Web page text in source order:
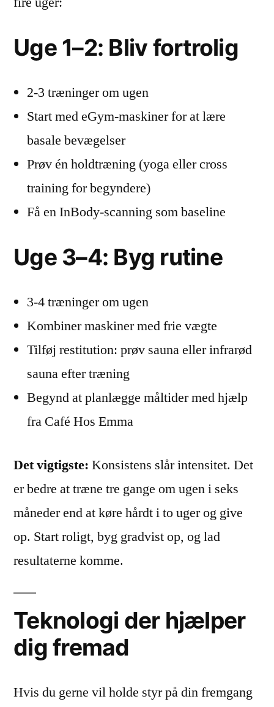
Uge 1–2: Bliv fortrolig
2-3 træninger om ugen
Start med eGym-maskiner for at lære
basale bevægelser
Prøv én holdtræning (yoga eller cross
training for begyndere)
Få en InBody-scanning som baseline
Uge 3–4: Byg rutine
3-4 træninger om ugen
Kombiner maskiner med frie vægte
Tilføj restitution: prøv sauna eller infrarød
sauna efter træning
Begynd at planlægge måltider med hjælp
fra Café Hos Emma
Det vigtigste: Konsistens slår intensitet. Det
er bedre at træne tre gange om ugen i seks
måneder end at køre hårdt i to uger og give
op. Start roligt, byg gradvist op, og lad
resultaterne komme.
Teknologi der hjælper
dig fremad
Hvis du gerne vil holde styr på din fremgang